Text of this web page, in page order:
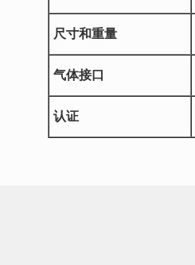
尺寸和重量
气体接口
认证